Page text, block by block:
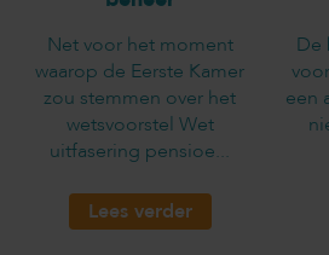
Net voor het moment
waarop de Eerste Kamer
zou stemmen over het
wetsvoorstel Wet
uitfasering pensioe...
Lees verder
De
een